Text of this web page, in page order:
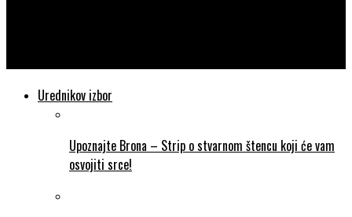
Urednikov izbor
Upoznajte Brona – Strip o stvarnom štencu koji će vam
osvojiti srce!